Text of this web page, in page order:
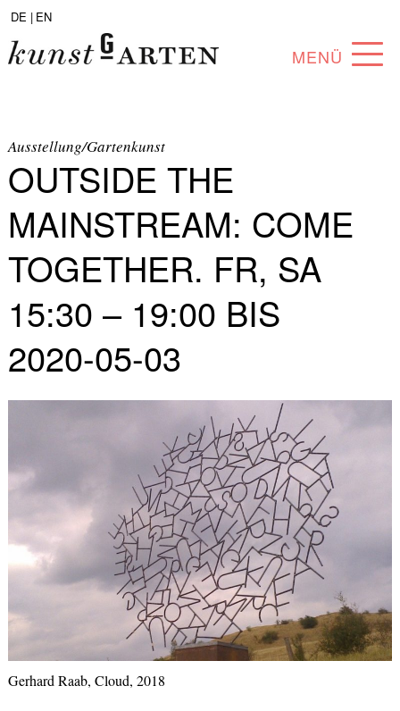
DE | EN
MENÜ
ABOUT
SAMMLUNG
KÜNSTLER*INNEN
PARTNER*INNEN
ANGEBOTE
Ausstellung/Gartenkunst
OUTSIDE THE
MAINSTREAM: COME
TOGETHER. FR, SA
15:30 – 19:00 BIS
2020-05-03
Gerhard Raab, Cloud, 2018